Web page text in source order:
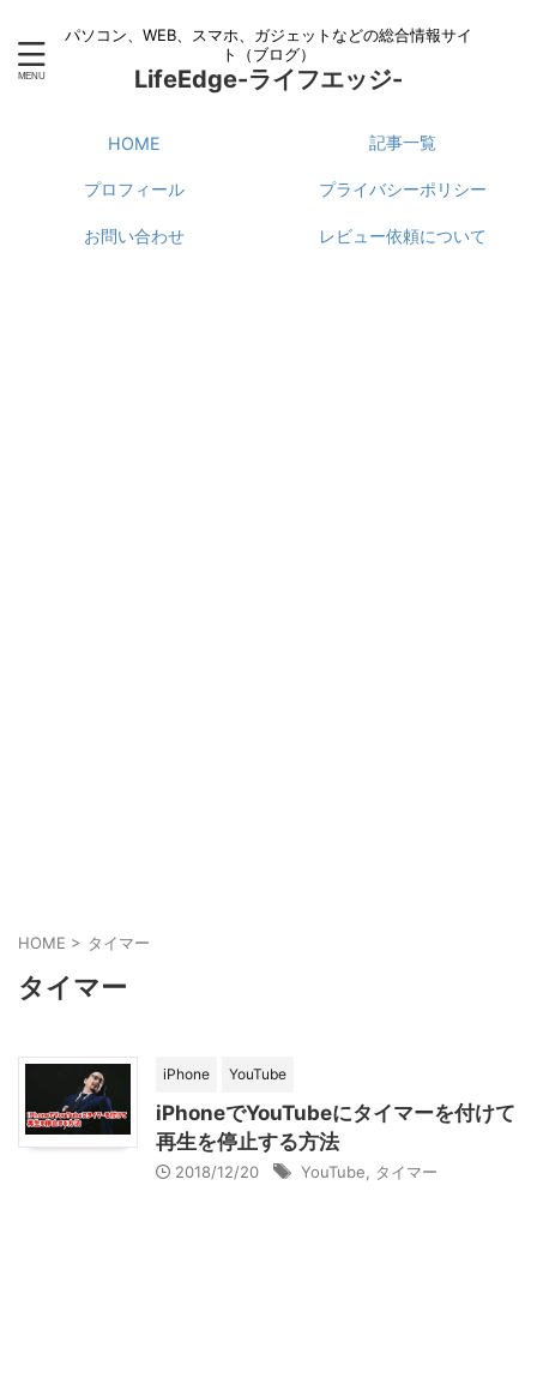
パソコン、WEB、スマホ、ガジェットなどの総合情報サイ
ト（ブログ）
LifeEdge-ライフエッジ-
HOME 記事一覧
プロフィール プライバシーポリシー
お問い合わせ レビュー依頼について
HOME > タイマー
タイマー
iPhone YouTube
iPhoneでYouTubeにタイマーを付けて
再生を停止する方法
2018/12/20 YouTube タイマー